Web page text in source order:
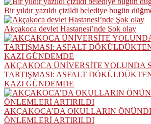
Bir yıldır yazıldı çizildi belediye bugün
Akçakoca devlet Hastanesi’nde Şok olay
AKÇAKOCA ÜNİVERSİTE YOLUNDA
TARTIŞMASI: ASFALT
KAZI GÜNDEMDE
AKÇAKOCA’DA OKULLARIN
ÖNLEMLERİ ARTIRILDI